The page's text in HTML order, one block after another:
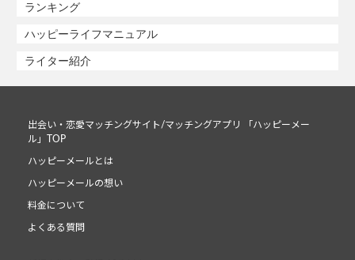
ランキング
ハッピーライフマニュアル
ライター紹介
出会い・恋愛マッチングサイト/マッチングアプリ 「ハッピーメー
ル」TOP
ハッピーメールとは
ハッピーメールの想い
料金について
よくある質問